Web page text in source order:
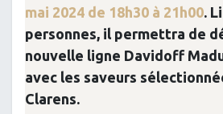
mai 2024 de 18h30 à 21h00.
personnes, il permettra de
nouvelle ligne Davidoff
avec les saveurs
Clarens.